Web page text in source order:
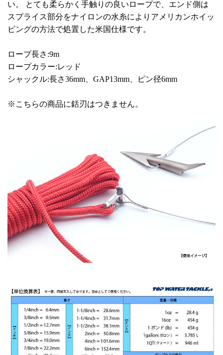
い。 とても柔らかく手触りの良いロープで、エンド側は
スプライス部分をナイロンの水糸によりアメリカンホイッ
ピングの方法で処置した米国仕様です。
ロープ長さ:9m
ロープカラー:レッド
シャックル:長さ36mm、GAP13mm、ピン径6mm
※こちらの商品に銛刃はつきません。